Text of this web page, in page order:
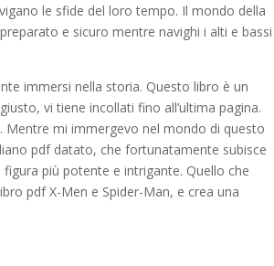
le sfide del loro tempo. Il mondo della
e sicuro mentre navighi i alti e bassi
immersi nella storia. Questo libro è un
vi tiene incollati fino all’ultima pagina.
Mentre mi immergevo nel mondo di questo
pdf datato, che fortunatamente subisce
più potente e intrigante. Quello che
pdf X-Men e Spider-Man, e crea una